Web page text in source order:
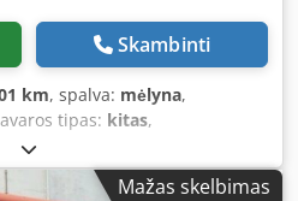
Skambinti
km, spalva: mėlyna,
tipas: kitas,
Mažas skelbimas